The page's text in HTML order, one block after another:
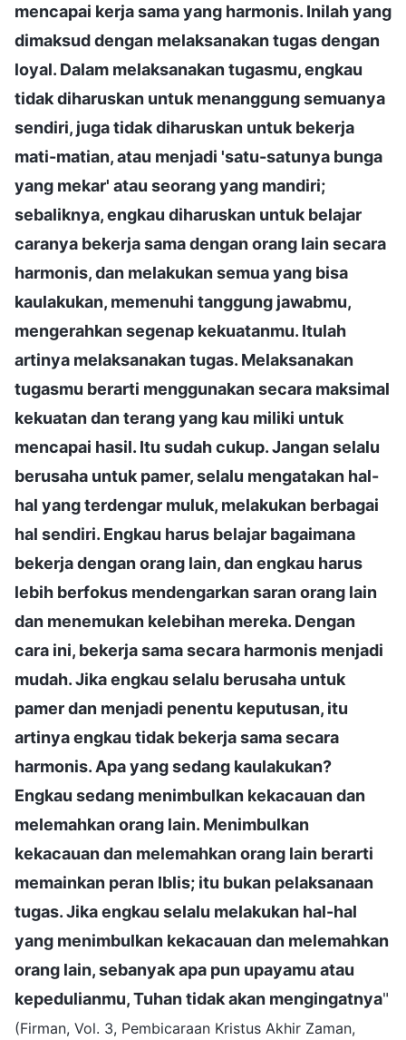
mencapai kerja sama yang harmonis. Inilah yang
dimaksud dengan melaksanakan tugas dengan
loyal. Dalam melaksanakan tugasmu, engkau
tidak diharuskan untuk menanggung semuanya
sendiri, juga tidak diharuskan untuk bekerja
mati-matian, atau menjadi 'satu-satunya bunga
yang mekar' atau seorang yang mandiri;
sebaliknya, engkau diharuskan untuk belajar
caranya bekerja sama dengan orang lain secara
harmonis, dan melakukan semua yang bisa
kaulakukan, memenuhi tanggung jawabmu,
mengerahkan segenap kekuatanmu. Itulah
artinya melaksanakan tugas. Melaksanakan
tugasmu berarti menggunakan secara maksimal
kekuatan dan terang yang kau miliki untuk
mencapai hasil. Itu sudah cukup. Jangan selalu
berusaha untuk pamer, selalu mengatakan hal-
hal yang terdengar muluk, melakukan berbagai
hal sendiri. Engkau harus belajar bagaimana
bekerja dengan orang lain, dan engkau harus
lebih berfokus mendengarkan saran orang lain
dan menemukan kelebihan mereka. Dengan
cara ini, bekerja sama secara harmonis menjadi
mudah. Jika engkau selalu berusaha untuk
pamer dan menjadi penentu keputusan, itu
artinya engkau tidak bekerja sama secara
harmonis. Apa yang sedang kaulakukan?
Engkau sedang menimbulkan kekacauan dan
melemahkan orang lain. Menimbulkan
kekacauan dan melemahkan orang lain berarti
memainkan peran Iblis; itu bukan pelaksanaan
tugas. Jika engkau selalu melakukan hal-hal
yang menimbulkan kekacauan dan melemahkan
orang lain, sebanyak apa pun upayamu atau
kepedulianmu, Tuhan tidak akan mengingatnya"
(Firman, Vol. 3, Pembicaraan Kristus Akhir Zaman,